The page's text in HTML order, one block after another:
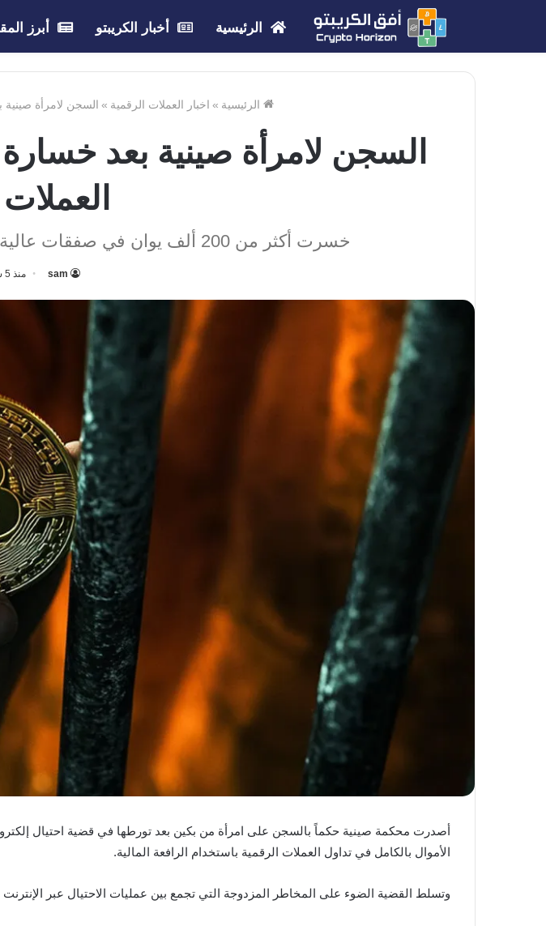
الرئيسية أخبار الكريبتو أبرز
الرئيسية » اخبار العملات الرقمية » السجن لامرأة
السجن لامرأة صينية بعد
خسرت أكثر من 200 ألف يوان في صفقات عالية المخاطر قبل أن تواجه حكماً بالسجن والتعويض
sam منذ 5 ساعات
أصدرت محكمة صينية حكماً بالسجن على امرأة من بكين بعد تورطها في قضية احتيال
الأموال بالكامل في تداول العملات الرقمية باستخدام الرافعة المالية.
وتسلط القضية الضوء على المخاطر المزدوجة التي تجمع بين عمليات الاحتيال عبر